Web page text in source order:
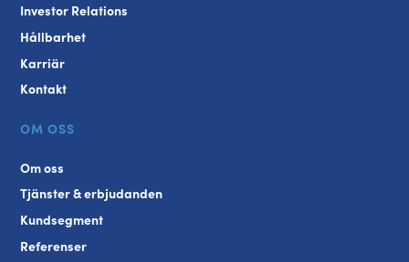
Investor Relations
Hållbarhet
Karriär
Kontakt
OM OSS
Om oss
Tjänster & erbjudanden
Kundsegment
Referenser